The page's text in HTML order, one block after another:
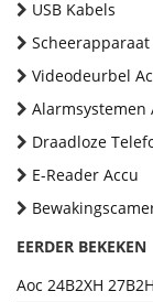
USB Kabels
Scheerapparaat
Videodeurbel
Alarmsystemen
Draadloze
E-Reader Accu
EERDER BEKEKEN
Aoc 24B2XH